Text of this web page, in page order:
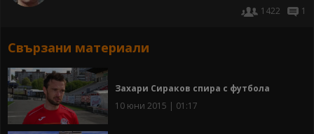
1422
1
Свързани материали
Захари Сираков спира с футбола
10 юни 2015 | 01:17